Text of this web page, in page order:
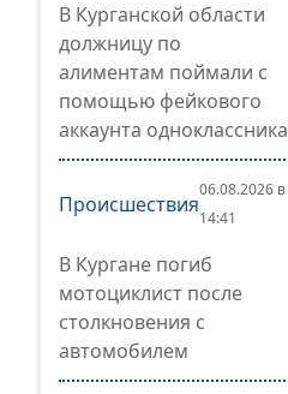
В Курганской области
должницу по
алиментам поймали с
помощью фейкового
аккаунта одноклассника
Происшествия
06.08.2026 в
14:41
В Кургане погиб
мотоциклист после
столкновения с
автомобилем